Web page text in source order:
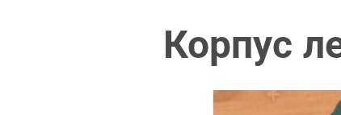
Корпус